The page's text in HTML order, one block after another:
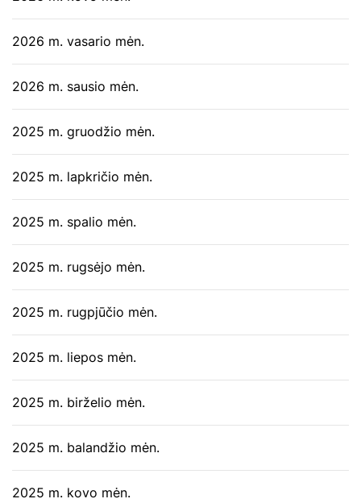
2026 m. vasario mėn.
2026 m. sausio mėn.
2025 m. gruodžio mėn.
2025 m. lapkričio mėn.
2025 m. spalio mėn.
2025 m. rugsėjo mėn.
2025 m. rugpjūčio mėn.
2025 m. liepos mėn.
2025 m. birželio mėn.
2025 m. balandžio mėn.
2025 m. kovo mėn.